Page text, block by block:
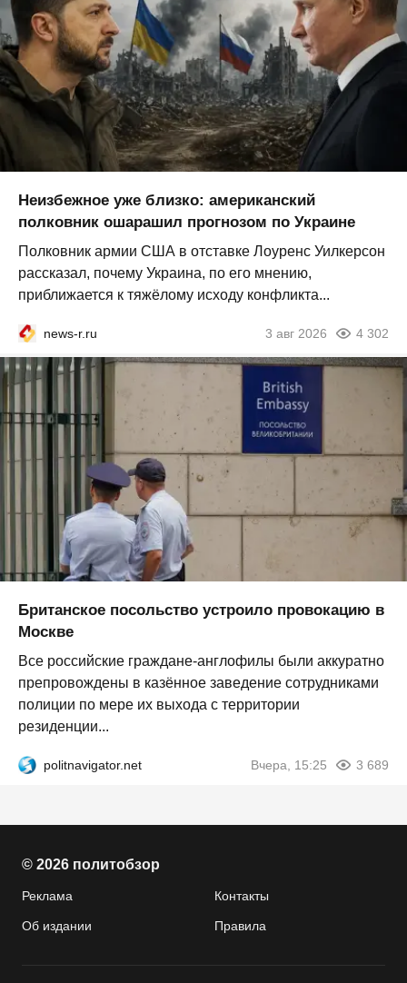
Неизбежное уже близко: американский
полковник ошарашил прогнозом по Украине
Полковник армии США в отставке Лоуренс Уилкерсон
рассказал, почему Украина, по его мнению,
приближается к тяжёлому исходу конфликта...
news-r.ru 3 авг 2026 4 302
Британское посольство устроило провокацию в
Москве
Все российские граждане-англофилы были аккуратно
препровождены в казённое заведение сотрудниками
полиции по мере их выхода с территории
резиденции...
politnavigator.net Вчера, 15:25 3 689
© 2026 политобзор
Реклама Контакты
Об издании Правила